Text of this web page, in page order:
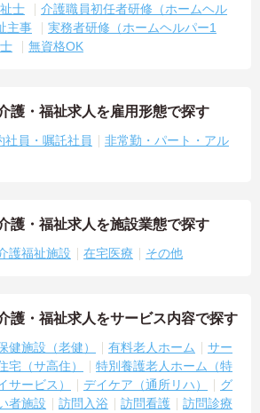
士
介護職員初任者研修（ホームヘル
主事
実務者研修（ホームヘルパー1
無資格OK
護・福祉求人を雇用形態で探す
社員・嘱託社員
非常勤・パート・アル
護・福祉求人を施設業態で探す
護福祉施設 在宅医療 その他
護・福祉求人をサービス内容で探す
健施設（老健） 有料老人ホーム
サー
宅（サ高住）
特別養護老人ホーム（特
サービス） デイケア（通所リハ）
グ
者施設 訪問入浴 訪問看護
訪問診療